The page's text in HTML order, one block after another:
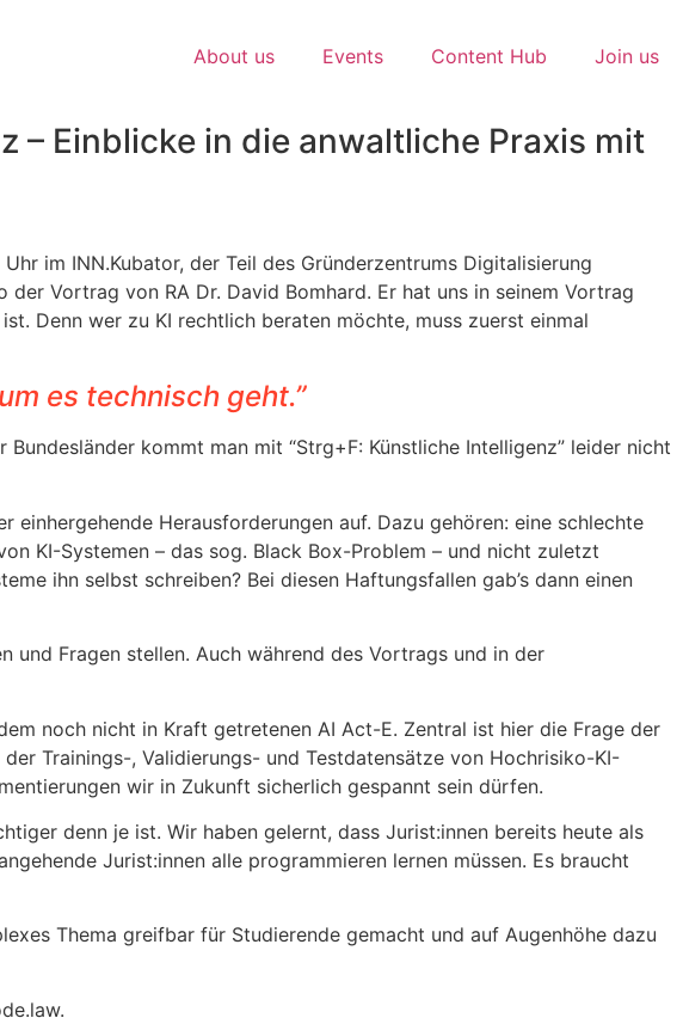
About us Events Content Hub Join us
– Einblicke in die anwaltliche Praxis mit
im INN.Kubator, der Teil des Gründerzentrums Digitalisierung
Vortrag von RA Dr. David Bomhard. Er hat uns in seinem Vortrag
Denn wer zu KI rechtlich beraten möchte, muss zuerst einmal
es technisch geht.”
kommt man mit “Strg+F: Künstliche Intelligenz” leider nicht
Herausforderungen auf. Dazu gehören: eine schlechte
KI-Systemen – das sog. Black Box-Problem – und nicht zuletzt
ihn selbst schreiben? Bei diesen Haftungsfallen gab’s dann einen
und Fragen stellen. Auch während des Vortrags und in der
noch nicht in Kraft getretenen AI Act-E. Zentral ist hier die Frage der
Trainings-, Validierungs- und Testdatensätze von Hochrisiko-KI-
wir in Zukunft sicherlich gespannt sein dürfen.
denn je ist. Wir haben gelernt, dass Jurist:innen bereits heute als
Jurist:innen alle programmieren lernen müssen. Es braucht
Thema greifbar für Studierende gemacht und auf Augenhöhe dazu